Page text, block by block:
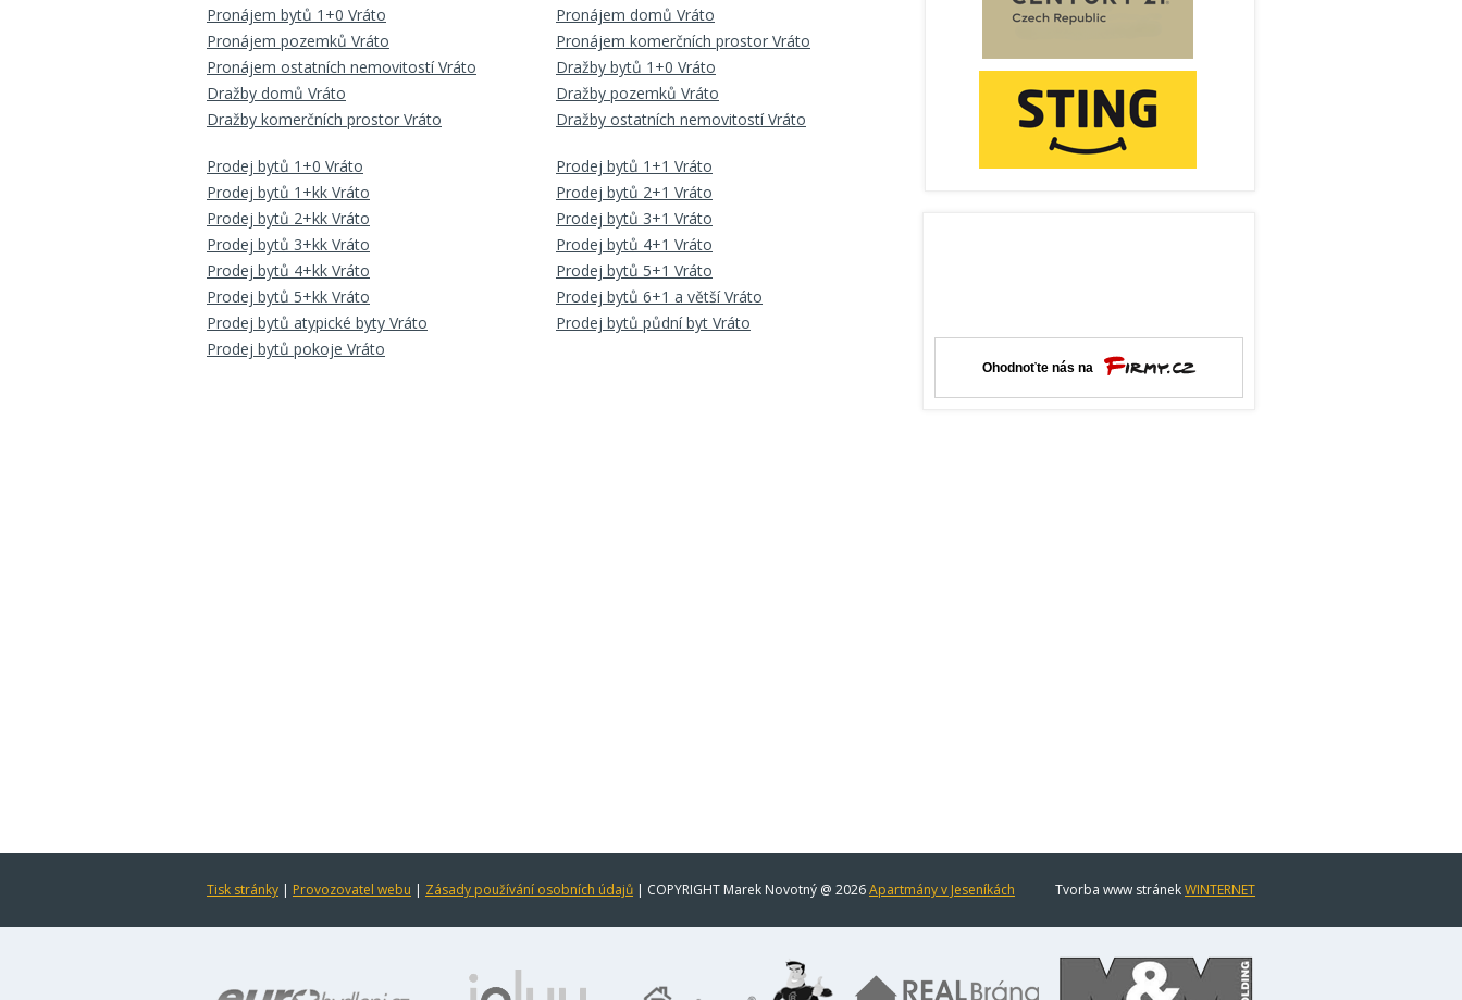
Pronájem bytů 1+0 Vráto
Pronájem domů Vráto
Pronájem pozemků Vráto
Pronájem komerčních prostor Vráto
Pronájem ostatních nemovitostí Vráto
Dražby bytů 1+0 Vráto
Dražby domů Vráto
Dražby pozemků Vráto
Dražby komerčních prostor Vráto
Dražby ostatních nemovitostí Vráto
Prodej bytů 1+0 Vráto
Prodej bytů 1+1 Vráto
Prodej bytů 1+kk Vráto
Prodej bytů 2+1 Vráto
Prodej bytů 2+kk Vráto
Prodej bytů 3+1 Vráto
Prodej bytů 3+kk Vráto
Prodej bytů 4+1 Vráto
Prodej bytů 4+kk Vráto
Prodej bytů 5+1 Vráto
Prodej bytů 5+kk Vráto
Prodej bytů 6+1 a větší Vráto
Prodej bytů atypické byty Vráto
Prodej bytů půdní byt Vráto
Prodej bytů pokoje Vráto
Tisk stránky | Provozovatel webu | Zásady používání osobních údajů | COPYRIGHT Marek Novotný @ 2026Apartmány v Jeseníkách Tvorba www stránekWINTERNET